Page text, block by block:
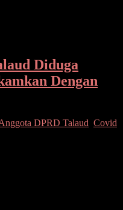
Diduga
Dengan
DPRD Talaud Covid